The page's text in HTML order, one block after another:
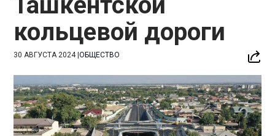
кольцевой дороги
30 АВГУСТА 2024|ОБЩЕСТВО